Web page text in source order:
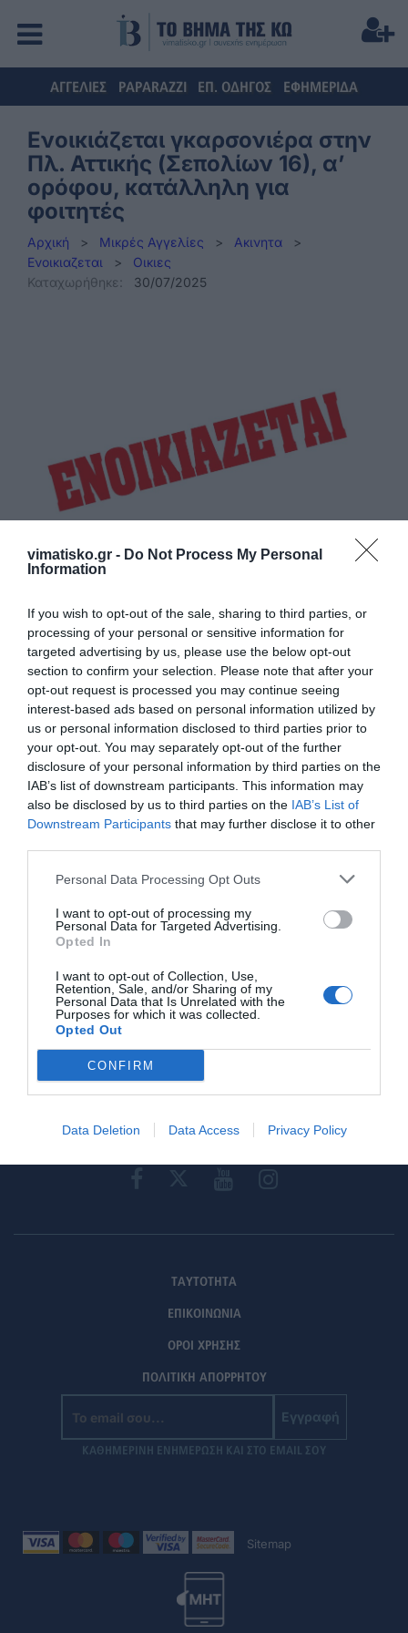
vimatisko.gr - Do Not Process My Personal
Information
If you wish to opt-out of the sale, sharing to third parties, or
processing of your personal or sensitive information for
targeted advertising by us, please use the below opt-out
section to confirm your selection. Please note that after your
opt-out request is processed you may continue seeing
interest-based ads based on personal information utilized by
us or personal information disclosed to third parties prior to
your opt-out. You may separately opt-out of the further
disclosure of your personal information by third parties on the
IAB’s list of downstream participants. This information may
also be disclosed by us to third parties on the IAB’s List of
Downstream Participants that may further disclose it to other
Personal Data Processing Opt Outs
I want to opt-out of processing my
Personal Data for Targeted Advertising.
Opted In
I want to opt-out of Collection, Use,
Retention, Sale, and/or Sharing of my
Personal Data that Is Unrelated with the
Purposes for which it was collected.
Opted Out
CONFIRM
Data Deletion Data Access Privacy Policy
ΑΓΓΕΛΙΕΣ PAPARAZZI ΕΠ. ΟΔΗΓΟΣ ΕΦΗΜΕΡΙΔΑ
Ενοικιάζεται γκαρσονιέρα στην
Πλ. Αττικής (Σεπολίων 16), α’
ορόφου, κατάλληλη για
φοιτητές
Αρχική > Μικρές Αγγελίες > Ακινητα >
Ενοικιαζεται > Οικιες
Καταχωρήθηκε:
30/07/2025
Κατάλληλη για φοιτητές. Τηλ. 6972271924
ΕΝΟΙΚΙΑΖΕΤΑΙ
Ιδιώτης
Προβολή τηλεφώνου
Στείλε την άποψή σου
ΤΑΥΤΟΤΗΤΑ
ΕΠΙΚΟΙΝΩΝΙΑ
ΟΡΟΙ ΧΡΗΣΗΣ
ΠΟΛΙΤΙΚΗ ΑΠΟΡΡΗΤΟΥ
Εγγραφή
ΚΑΘΗΜΕΡΙΝΗ ΕΝΗΜΕΡΩΣΗ ΚΑΙ ΣΤΟ EMAIL ΣΟΥ
Sitemap